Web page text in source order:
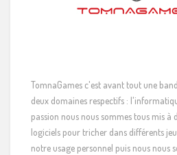
TomnaGames c'est avant tout une
deux domaines respectifs :
passion nous nous sommes tous mis à
logiciels pour tricher dans différents
notre usage personnel puis nous nous